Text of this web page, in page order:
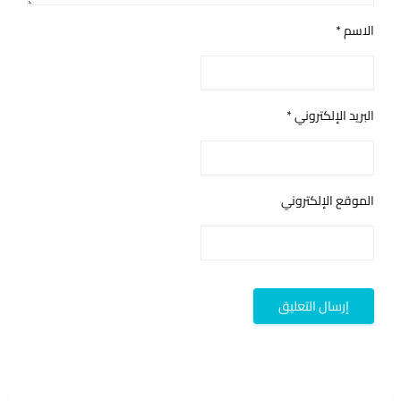
الاسم*
البريد الإلكتروني*
الموقع الإلكتروني